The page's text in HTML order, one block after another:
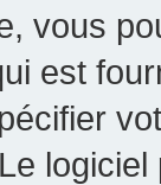
vous
est